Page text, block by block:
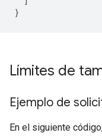
}
Límites de
Ejemplo de
En el siguiente